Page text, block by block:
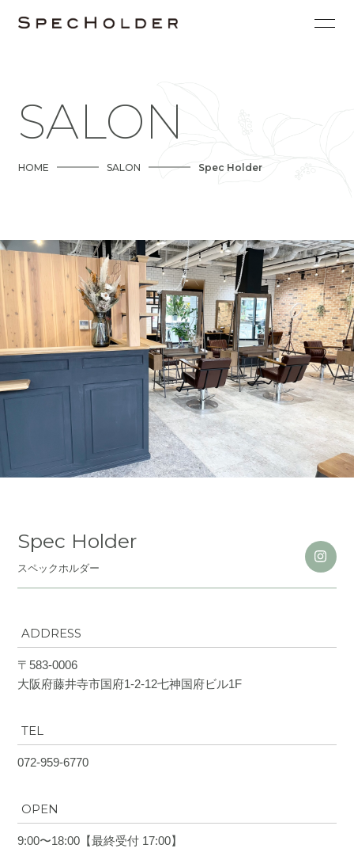
SALON
HOME SALON Spec Holder
Spec Holder
スペックホルダー
ADDRESS
〒583-0006
大阪府藤井寺市国府1-2-12七神国府ビル1F
TEL
072-959-6770
OPEN
9:00〜18:00【最終受付 17:00】